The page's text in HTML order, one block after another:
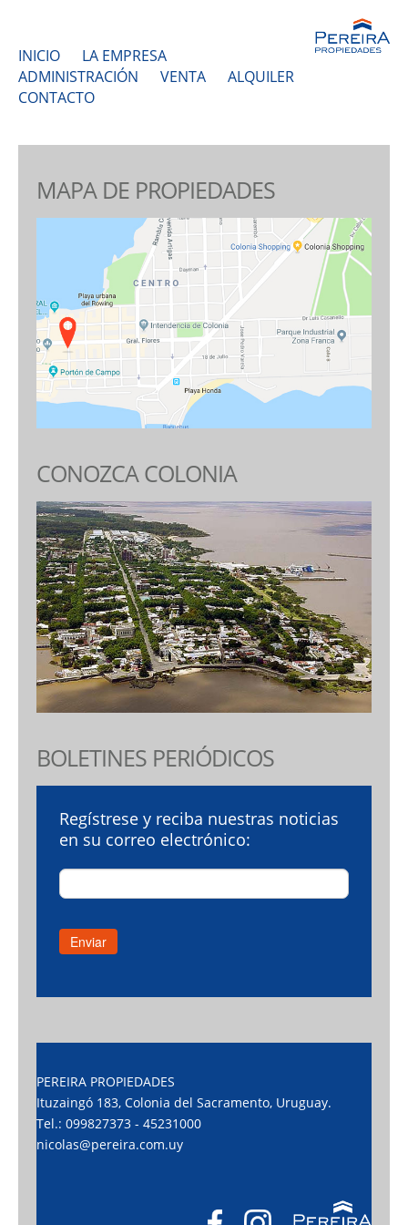
INICIO
LA EMPRESA
ADMINISTRACIÓN
VENTA
ALQUILER
CONTACTO
MAPA DE PROPIEDADES
CONOZCA COLONIA
BOLETINES PERIÓDICOS
Regístrese y reciba nuestras noticias
en su correo electrónico:
PEREIRA PROPIEDADES
Ituzaingó 183, Colonia del Sacramento, Uruguay.
Tel.: 099827373 - 45231000
nicolas@pereira.com.uy